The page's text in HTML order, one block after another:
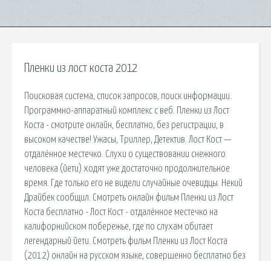
Пленки из лост коста 2012
Поисковая сиcтема, список запросов, поиск информации.
Программно-аппаратный комплекс с веб. Пленки из Лост
Коста - смотрите онлайн, бесплатно, без регистрации, в
высоком качестве! Ужасы, Триллер, Детектив. Лост Кост —
отдалённое местечко. Слухи о существовании снежного
человека (йети) ходят уже достаточно продолжительное
время. Где только его не видели случайные очевидцы. Некий
Драйбек сообщил. Смотреть онлайн фильм Пленки из Лост
Коста бесплатно - Лост Кост - отдалённое местечко на
калифорнийском побережье, где по слухам обитает
легендарный йети. Смотреть фильм Пленки из Лост Коста
(2012) онлайн на русском языке, совершенно бесплатно без